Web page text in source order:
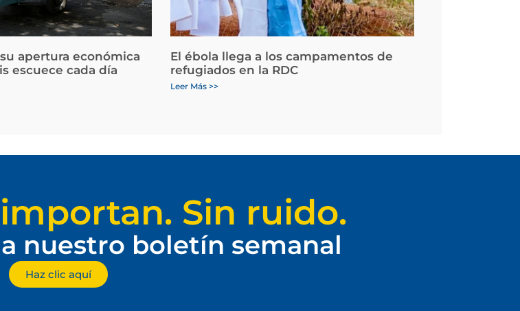
apertura económica
escuece cada día
El ébola llega a los campamentos de
refugiados en la RDC
Leer Más >>
Sin ruido.
nuestro boletín semanal
Haz clic aquí